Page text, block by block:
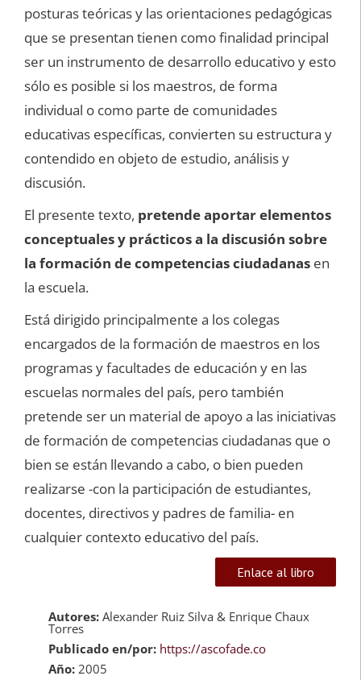
posturas teóricas y las orientaciones pedagógicas
que se presentan tienen como finalidad principal
ser un instrumento de desarrollo educativo y esto
sólo es posible si los maestros, de forma
individual o como parte de comunidades
educativas específicas, convierten su estructura y
contendido en objeto de estudio, análisis y
discusión.
El presente texto, pretende aportar elementos
conceptuales y prácticos a la discusión sobre
la formación de competencias ciudadanas en
la escuela.
Está dirigido principalmente a los colegas
encargados de la formación de maestros en los
programas y facultades de educación y en las
escuelas normales del país, pero también
pretende ser un material de apoyo a las iniciativas
de formación de competencias ciudadanas que o
bien se están llevando a cabo, o bien pueden
realizarse -con la participación de estudiantes,
docentes, directivos y padres de familia- en
cualquier contexto educativo del país.
Enlace al libro
Autores: Alexander Ruiz Silva & Enrique Chaux
Torres
Publicado en/por: https://ascofade.co
Año: 2005